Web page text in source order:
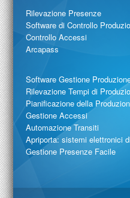
Rilevazione Presenze
Software di Controllo
Controllo Accessi
Arcapass
Software Gestione
Rilevazione Tempi di
Pianificazione della
Gestione Accessi
Automazione Transiti
Apriporta: sistemi elettronici
Gestione Presenze Facile